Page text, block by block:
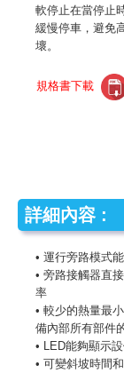
軟停止在當停止
緩慢停車，避免
壞。
規格書下載
詳細內容 :
• 運行旁路模式
• 旁路接觸器直
率
• 較少的熱量最
備內部所有部件
• LED能夠顯示
• 可變斜坡時間